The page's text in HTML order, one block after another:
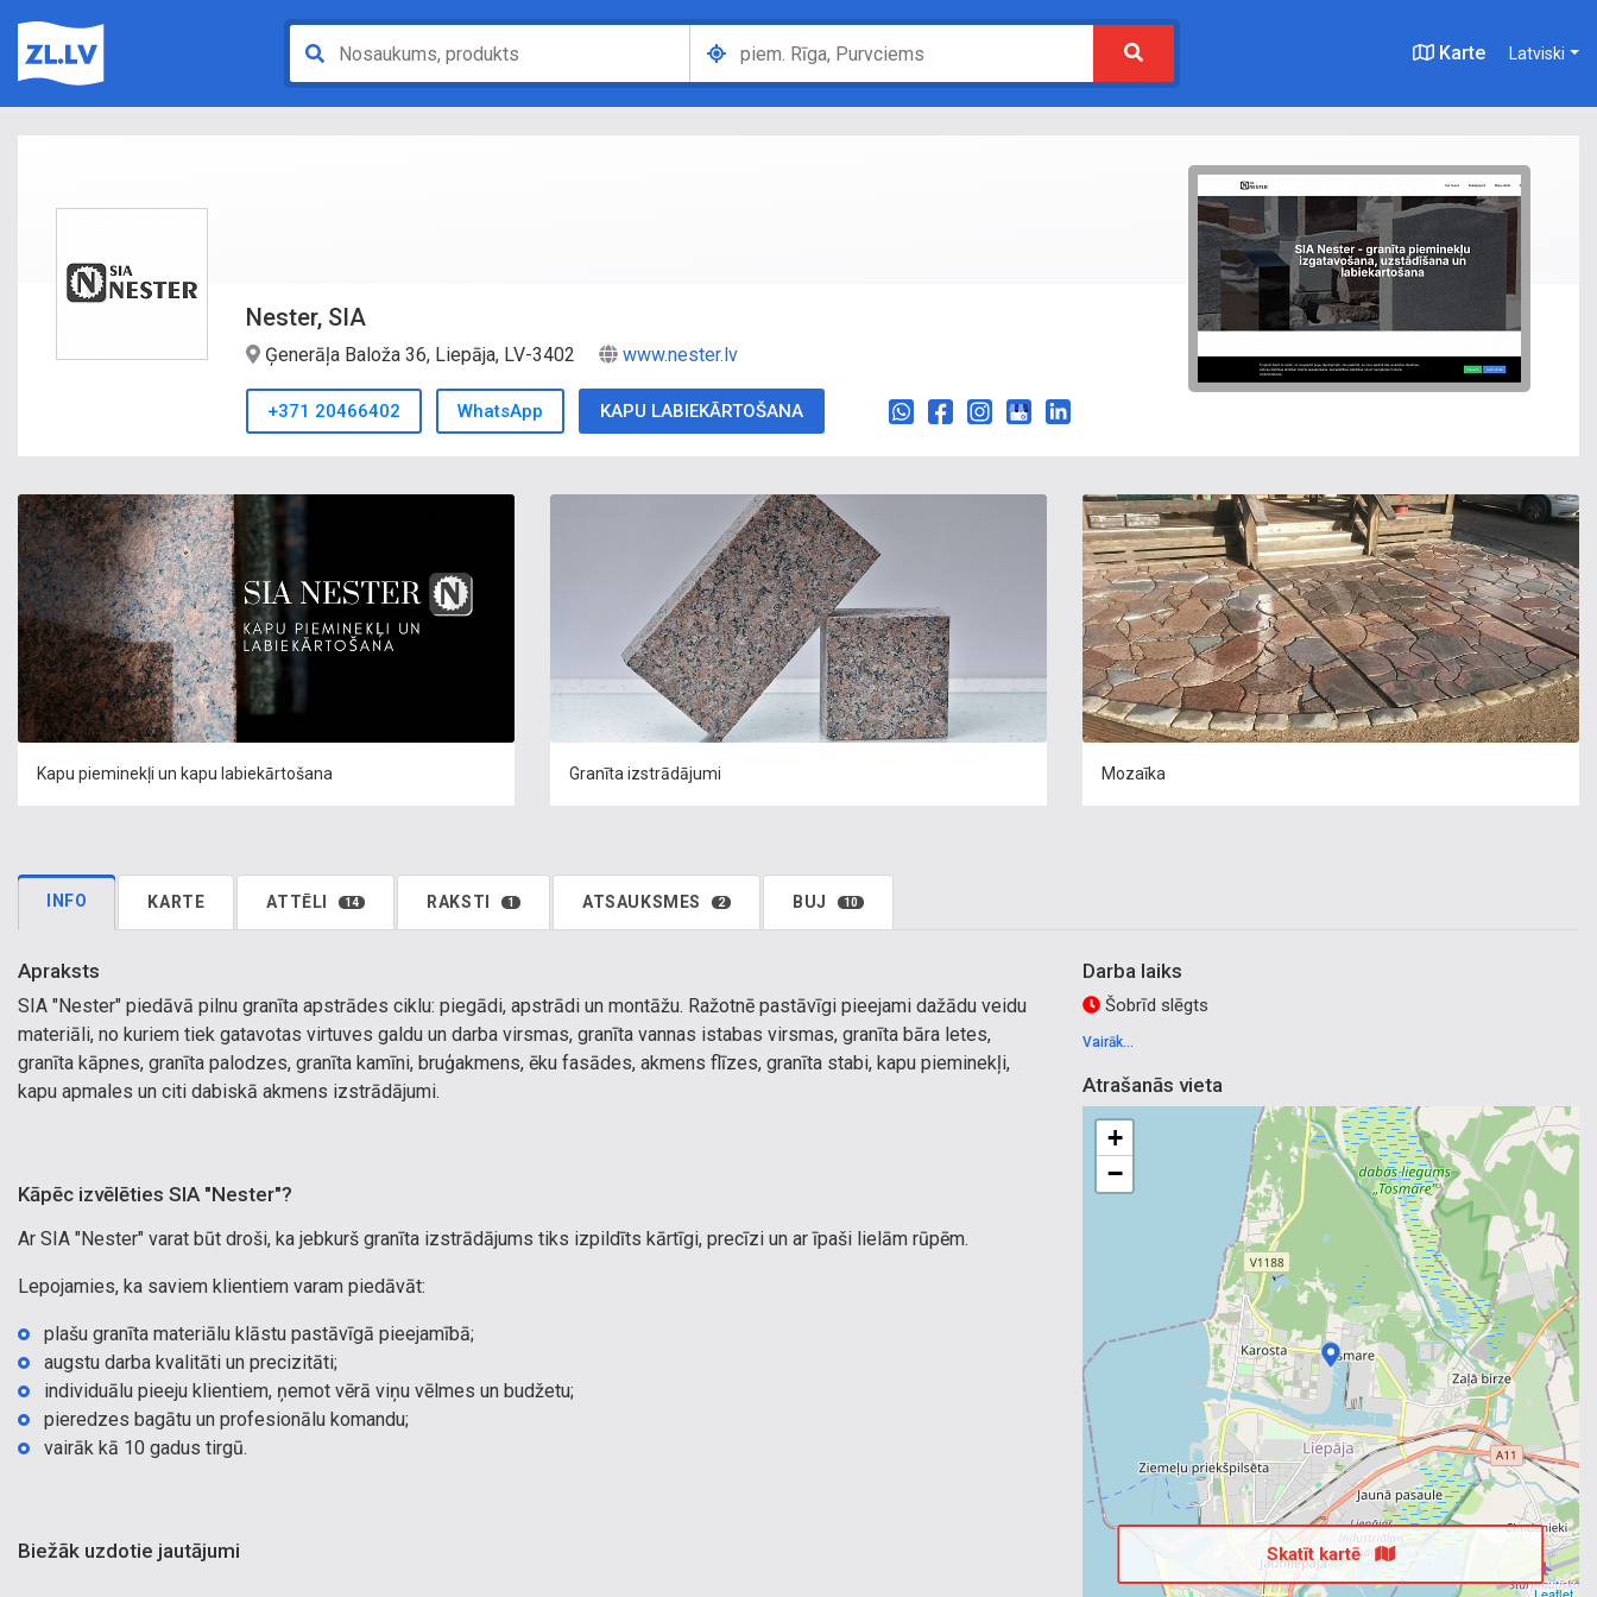
Karte Latviski
Nester, SIA
Ģenerāļa Baloža 36, Liepāja, LV-3402 www.nester.lv
+371 20466402 WhatsApp KAPU LABIEKĀRTOŠANA
Kapu pieminekļi un kapu labiekārtošana Granīta izstrādājumi Mozaīka
INFO KARTE ATTĒLI 14 RAKSTI 1 ATSAUKSMES 2 BUJ 10
Apraksts
SIA "Nester" piedāvā pilnu granīta apstrādes ciklu: piegādi, apstrādi un montāžu. Ražotnē pastāvīgi pieejami dažādu veidu
materiāli, no kuriem tiek gatavotas virtuves galdu un darba virsmas, granīta vannas istabas virsmas, granīta bāra letes,
granīta kāpnes, granīta palodzes, granīta kamīni, bruģakmens, ēku fasādes, akmens flīzes, granīta stabi, kapu pieminekļi,
kapu apmales un citi dabiskā akmens izstrādājumi.
Kāpēc izvēlēties SIA "Nester"?
Ar SIA "Nester" varat būt droši, ka jebkurš granīta izstrādājums tiks izpildīts kārtīgi, precīzi un ar īpaši lielām rūpēm.
Lepojamies, ka saviem klientiem varam piedāvāt:
plašu granīta materiālu klāstu pastāvīgā pieejamībā;
augstu darba kvalitāti un precizitāti;
individuālu pieeju klientiem, ņemot vērā viņu vēlmes un budžetu;
pieredzes bagātu un profesionālu komandu;
vairāk kā 10 gadus tirgū.
Biežāk uzdotie jautājumi
Darba laiks
Šobrīd slēgts
Vairāk...
Atrašanās vieta
+
−
Skatīt kartē